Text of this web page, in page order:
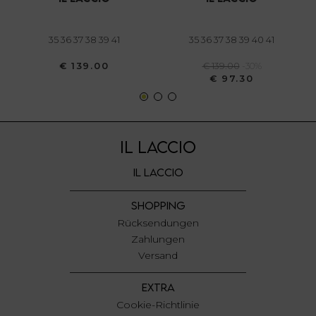
annunci, per fornire funzionalità dei social media e per
informazioni sul modo in cui utilizza il nostro sito con i
pubblicità e social media, i quali potrebbero combinarle
con altre informazioni che ha fornito loro o che hanno
35 36 37 38 39 41
€ 139.00
35 36 37 38 39 40 41
€ 139.00
-30%
€ 97.30
IL LACCIO
IL LACCIO
SHOPPING
Rücksendungen
Zahlungen
Versand
EXTRA
Cookie-Richtlinie